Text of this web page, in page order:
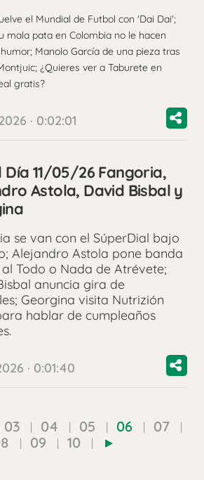
el Mundial de Futbol con 'Dai Dai';
mala pata en Colombia no le hacen
Manolo García de una pieza tras
¿Quieres ver a Taburete en
gratis?
· 0:02:01
Día 11/05/26 Fangoria,
Astola, David Bisbal y
se van con el SúperDial bajo
Alejandro Astola pone banda
Todo o Nada de Atrévete;
anuncia gira de
Georgina visita Nutrizión
hablar de cumpleaños
· 0:01:40
03 04 05 06
07
09 10